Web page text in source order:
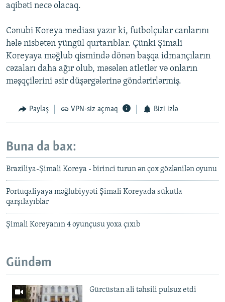
aqibəti necə olacaq.
Cənubi Koreya mediası yazır ki, futbolçular canlarını
hələ nisbətən yüngül qurtarıblar. Çünki Şimali
Koreyaya məğlub qismində dönən başqa idmançıların
cəzaları daha ağır olub, məsələn atletlər və onların
məşqçilərini əsir düşərgələrinə göndərirlərmiş.
Paylaş VPN-siz açmaq Bizi izlə
Buna da bax:
Braziliya-Şimali Koreya - birinci turun ən çox gözlənilən oyunu
Portuqaliyaya məğlubiyyəti Şimali Koreyada sükutla
qarşılayıblar
Şimali Koreyanın 4 oyunçusu yoxa çıxıb
Gündəm
Gürcüstan ali təhsili pulsuz etdi